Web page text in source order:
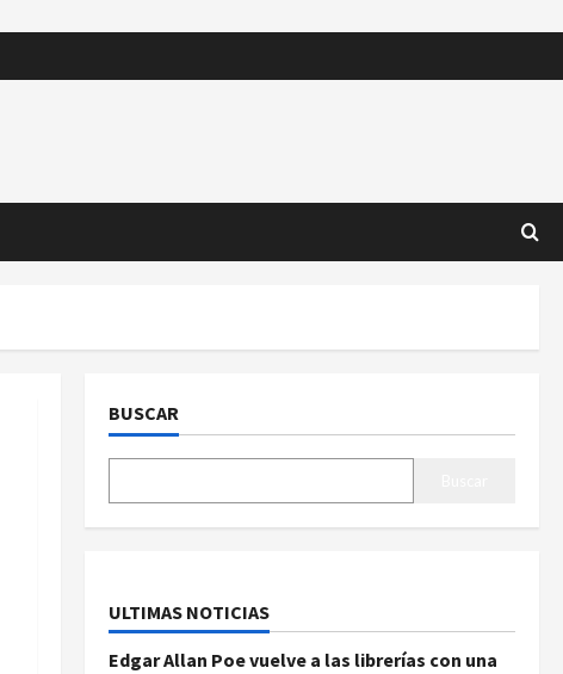
BUSCAR
ULTIMAS NOTICIAS
Edgar Allan Poe vuelve a las librerías con una